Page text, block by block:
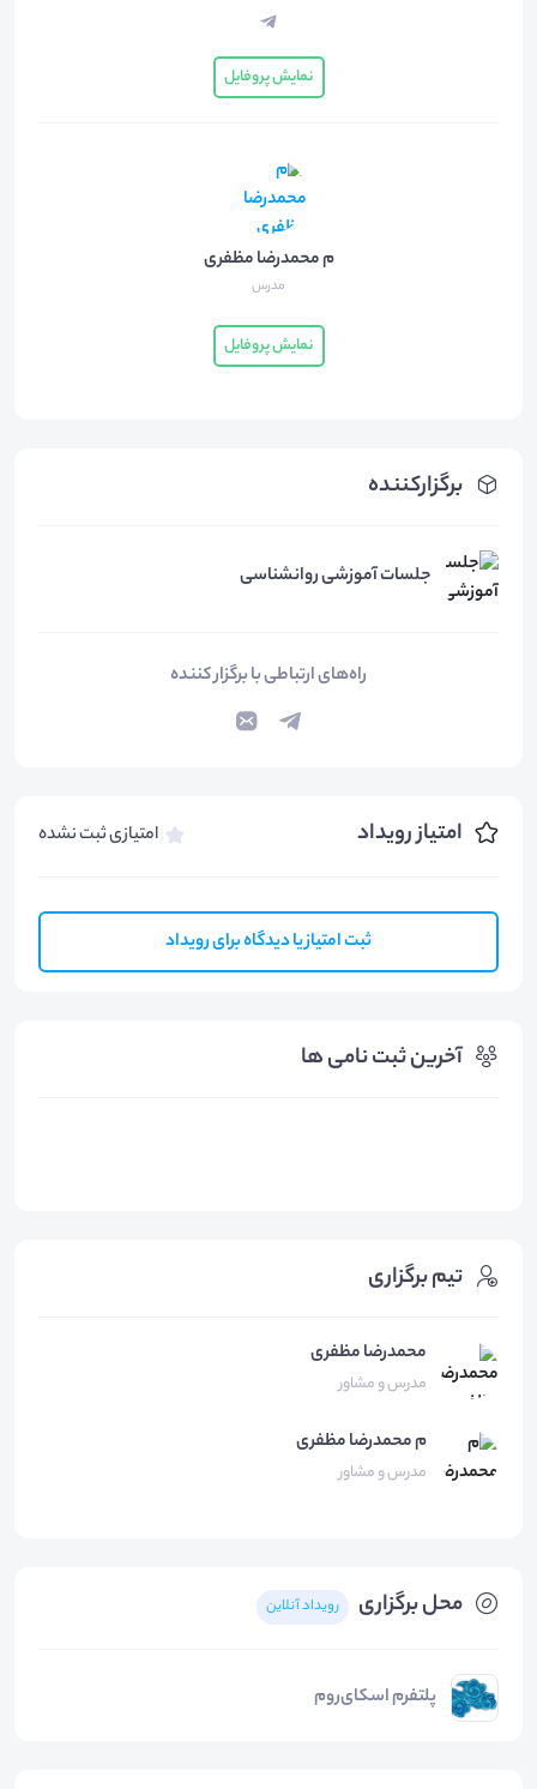
برگزارکننده
جلسات آموزشی روانشناسی
راه‌های ارتباطی با برگزار کننده
امتیاز رویداد امتیازی ثبت نشده
ثبت امتیاز یا دیدگاه برای رویداد
آخرین ثبت نامی ها
محل برگزاری رویداد آنلاین
پلتفرم اسکای‌روم
تیم برگزاری
محمدرضا مظفری
مدرس و مشاور
ممحمدرضا مظفری
مدرس و مشاور
نمایش پروفایل
م محمدرضا مظفری
مدرس
نمایش پروفایل